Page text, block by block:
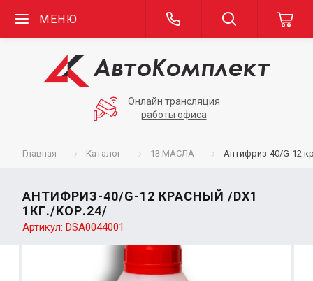
МЕНЮ
Онлайн трансляция
работы офиса
Главная Каталог 13.МАСЛА Антифриз-40/G-12
АНТИФРИЗ-40/G-12 КРАСНЫЙ /DX1
1КГ./КОР.24/
Артикул: DSA0044001